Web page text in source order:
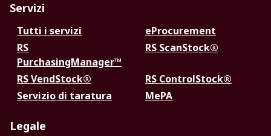
Servizi
Tutti i servizi
eProcurement
RS
PurchasingManager™
RS ScanStock®
RS VendStock®
RS ControlStock®
Servizio di taratura
MePA
Legale